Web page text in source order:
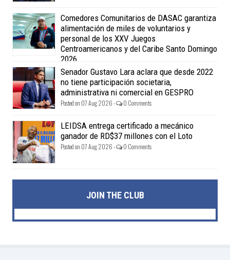
Comedores Comunitarios de DASAC garantiza
alimentación de miles de voluntarios y
personal de los XXV Juegos
Centroamericanos y del Caribe Santo Domingo
2026
Posted on 07 Aug 2026 - 0 Comments
Senador Gustavo Lara aclara que desde 2022
no tiene participación societaria,
administrativa ni comercial en GESPRO
Posted on 07 Aug 2026 - 0 Comments
LEIDSA entrega certificado a mecánico
ganador de RD$37 millones con el Loto
Posted on 07 Aug 2026 - 0 Comments
JOIN THE CLUB